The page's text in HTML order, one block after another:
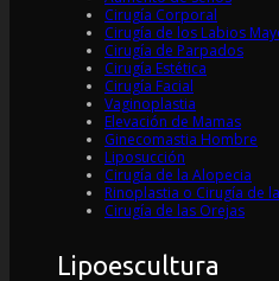
Cirugía Corporal
Cirugía de los Labios
Cirugía de Parpados
Cirugía Estética
Cirugía Facial
Vaginoplastia
Elevación de Mamas
Ginecomastia Hombre
Liposucción
Cirugía de la Alopecia
Rinoplastia o Cirugía de
Cirugía de las Orejas
Lipoescultura